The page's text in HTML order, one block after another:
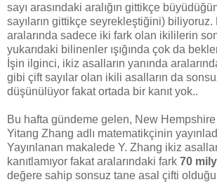
sayı arasındaki aralığın gittikçe
sayıların gittikçe seyrekleştiğini) biliyoruz.
aralarında sadece iki fark olan ikililerin
yukarıdaki bilinenler ışığında çok da
İşin ilginci, ikiz asalların yanında
gibi çift sayılar olan ikili asalların da
düşünülüyor fakat ortada bir kanıt yok..
Bu hafta gündeme gelen, New
Yitang Zhang adlı matematikçinin
Yayınlanan makalede Y. Zhang ikiz asallar
kanıtlamıyor fakat aralarındaki fark 70
değere sahip sonsuz tane asal çifti